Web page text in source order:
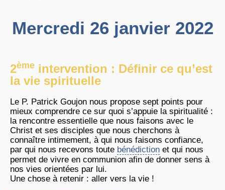
Mercredi 26 janvier 2022
2ème intervention : Définir ce qu’est
la vie spirituelle
Le P. Patrick Goujon nous propose sept points pour
mieux comprendre ce sur quoi s’appuie la spiritualité :
la rencontre essentielle que nous faisons avec le
Christ et ses disciples que nous cherchons à
connaître intimement, à qui nous faisons confiance,
par qui nous recevons toute bénédiction et qui nous
permet de vivre en communion afin de donner sens à
nos vies orientées par lui.
Une chose à retenir : aller vers la vie !